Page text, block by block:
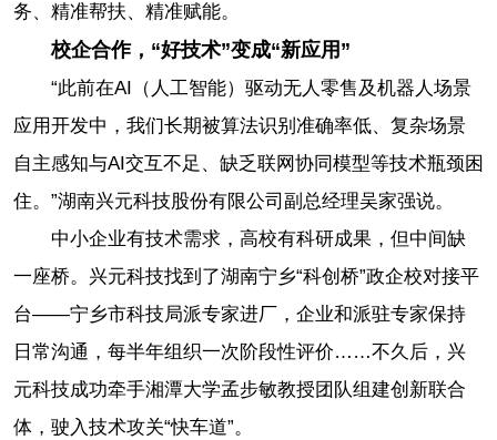
务、精准帮扶、精准赋能。
校企合作，“好技术”变成“新应用”
“此前在AI（人工智能）驱动无人零售及机器人场景
应用开发中，我们长期被算法识别准确率低、复杂场景
自主感知与AI交互不足、缺乏联网协同模型等技术瓶颈困
住。”湖南兴元科技股份有限公司副总经理吴家强说。
中小企业有技术需求，高校有科研成果，但中间缺
一座桥。兴元科技找到了湖南宁乡“科创桥”政企校对接平
台——宁乡市科技局派专家进厂，企业和派驻专家保持
日常沟通，每半年组织一次阶段性评价……不久后，兴
元科技成功牵手湘潭大学孟步敏教授团队组建创新联合
体，驶入技术攻关“快车道”。